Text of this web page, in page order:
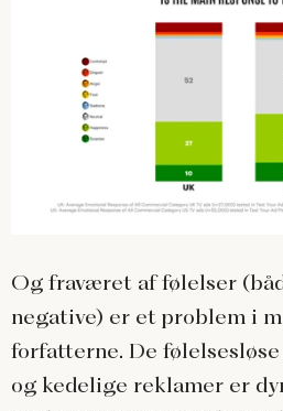
Og fraværet af følelser
negative) er et problem i
forfatterne. De
og kedelige reklamer er